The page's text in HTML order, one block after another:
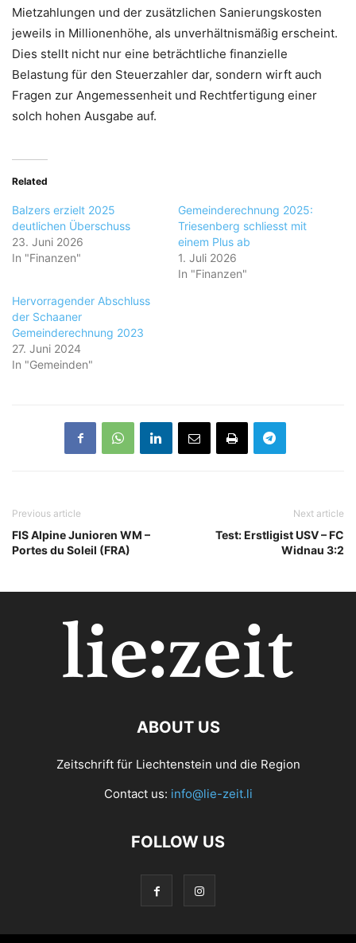
Mietzahlungen und der zusätzlichen Sanierungskosten
jeweils in Millionenhöhe, als unverhältnismäßig erscheint.
Dies stellt nicht nur eine beträchtliche finanzielle
Belastung für den Steuerzahler dar, sondern wirft auch
Fragen zur Angemessenheit und Rechtfertigung einer
solch hohen Ausgabe auf.
Related
Balzers erzielt 2025
deutlichen Überschuss
23. Juni 2026
In "Finanzen"
Gemeinderechnung 2025:
Triesenberg schliesst mit
einem Plus ab
1. Juli 2026
In "Finanzen"
Hervorragender Abschluss
der Schaaner
Gemeinderechnung 2023
27. Juni 2024
In "Gemeinden"
Previous article
FIS Alpine Junioren WM –
Portes du Soleil (FRA)
Next article
Test: Erstligist USV – FC
Widnau 3:2
ABOUT US
Zeitschrift für Liechtenstein und die Region
Contact us: info@lie-zeit.li
FOLLOW US